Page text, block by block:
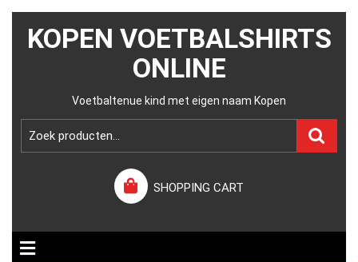
KOPEN VOETBALSHIRTS
ONLINE
Voetbaltenue kind met eigen naam Kopen
SHOPPING CART